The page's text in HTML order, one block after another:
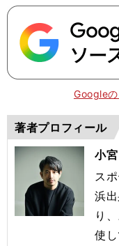
Google
著者プロフィール
小
ス
浜
り
使